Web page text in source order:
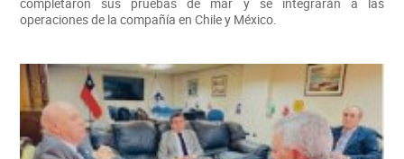
completaron sus pruebas de mar y se integrarán a las
operaciones de la compañía en Chile y México.